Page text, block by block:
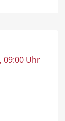
, 09:00 Uhr